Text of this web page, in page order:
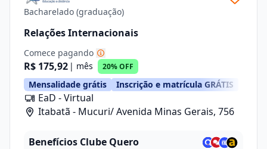
Bacharelado (graduação)
Relações Internacionais
Comece pagando
R$ 175,92 | mês 20% OFF
Mensalidade grátis Inscrição e matrícula GRÁTIS
EaD - Virtual
Itabatã - Mucuri/ Avenida Minas Gerais, 756
Benefícios Clube Quero